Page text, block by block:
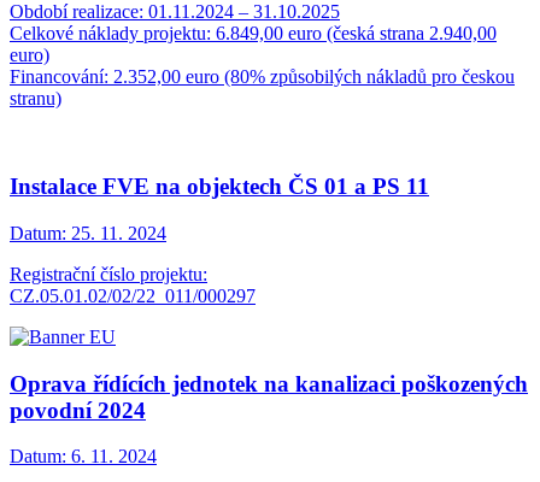
Období realizace: 01.11.2024 – 31.10.2025
Celkové náklady projektu: 6.849,00 euro (česká strana 2.940,00
euro)
Financování: 2.352,00 euro (80% způsobilých nákladů pro českou
stranu)
Instalace FVE na objektech ČS 01 a PS 11
Datum: 25. 11. 2024
Registrační číslo projektu:
CZ.05.01.02/02/22_011/000297
Oprava řídících jednotek na kanalizaci poškozených
povodní 2024
Datum: 6. 11. 2024